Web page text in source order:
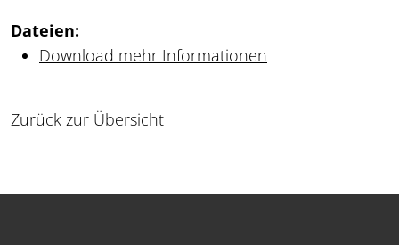
Dateien:
Download mehr Informationen
Zurück zur Übersicht